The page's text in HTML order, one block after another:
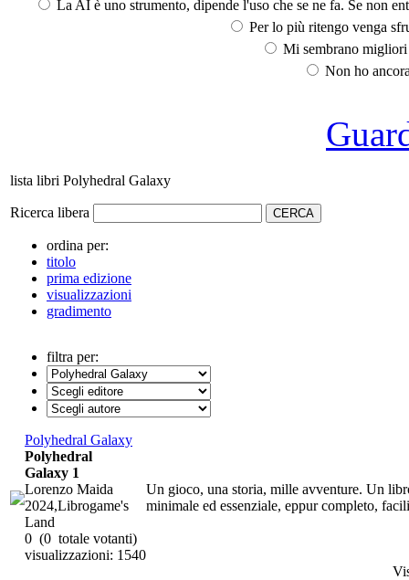
La AI è uno strumento, dipende l'uso che se ne fa. Se non
Per lo più ritengo venga
Mi sembrano
Non ho
lista libri Polyhedral Galaxy
Ricerca libera
ordina per:
titolo
prima edizione
visualizzazioni
gradimento
filtra per:
Polyhedral Galaxy
Un gioco, una storia, mille avventure. Un
minimale ed essenziale, eppur completo,
Polyhedral
Galaxy 1
Lorenzo Maida
2024,Librogame's
Land
0 (0 totale votanti)
visualizzazioni: 1540